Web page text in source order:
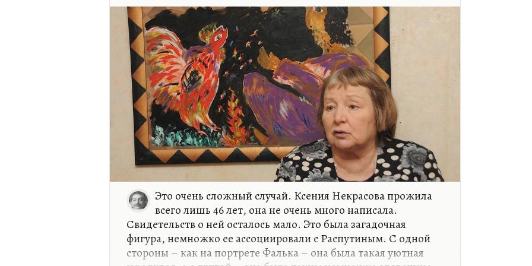
где все минусы его книг — фрагментарность, несколько
нарочитая, на грани эксгибиционизма, исповедальность, такая
избыточная честность, без какой-то попытки отсеивать что-то
в себе и в своих текстах — где все это становится плюсами.
Розанов написал самую жалобную книгу, самую горькую. Это
книга — одна…
Это очень сложный случай. Ксения Некрасова прожила
всего лишь 46 лет, она не очень много написала.
Свидетельств о ней осталось мало. Это была загадочная
фигура, немножко ее ассоциировали с Распутиным. С одной
стороны – как на портрете Фалька – она была такая уютная